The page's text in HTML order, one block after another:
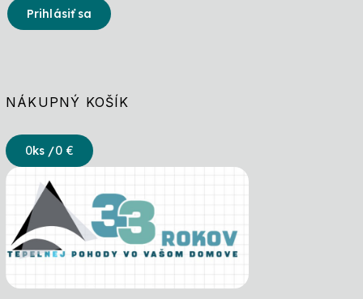
Prihlásiť sa
NÁKUPNÝ KOŠÍK
0ks /0 €